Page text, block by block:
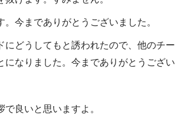
。今までありがとうございました。
にどうしてもと誘われたので、他のチー
になりました。今までありがとうござい
で良いと思いますよ。